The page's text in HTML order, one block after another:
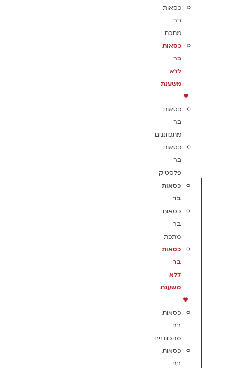
כסאות
בר
מתכת
כסאות
בר
ללא
משענת
כסאות
בר
מתכווננים
כסאות
בר
פלסטיק
כסאות
בר
כסאות
בר
מתכת
כסאות
בר
ללא
משענת
כסאות
בר
מתכווננים
כסאות
בר